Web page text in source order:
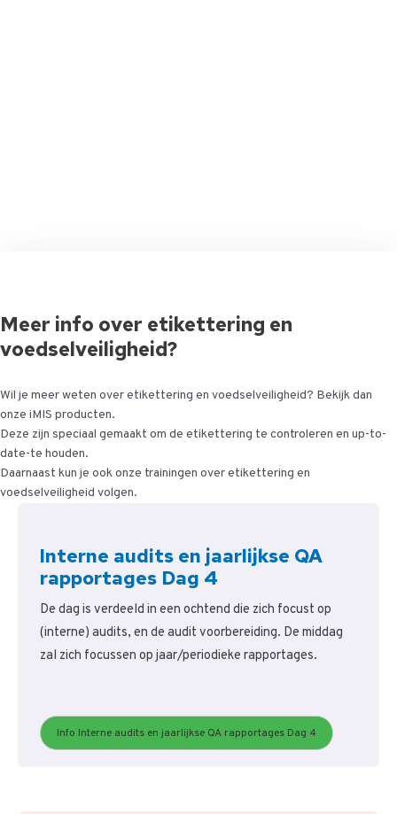
Meer info over etikettering en
voedselveiligheid?
Wil je meer weten over etikettering en voedselveiligheid? Bekijk dan
onze iMIS producten.
Deze zijn speciaal gemaakt om de etikettering te controleren en up-to-
date-te houden.
Daarnaast kun je ook onze trainingen over etikettering en
voedselveiligheid volgen.
Interne audits en jaarlijkse QA
rapportages Dag 4
De dag is verdeeld in een ochtend die zich focust op
(interne) audits, en de audit voorbereiding. De middag
zal zich focussen op jaar/periodieke rapportages.
Info Interne audits en jaarlijkse QA rapportages Dag 4